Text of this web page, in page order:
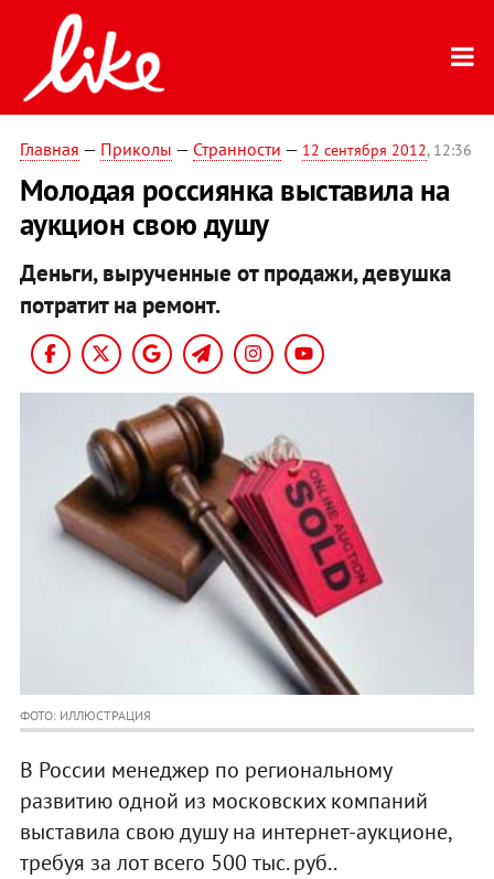
Главная — Приколы — Странности — 12 сентября 2012, 12:36
Молодая россиянка выставила на
аукцион свою душу
Деньги, вырученные от продажи, девушка
потратит на ремонт.
ФОТО: ИЛЛЮСТРАЦИЯ
В России менеджер по региональному
развитию одной из московских компаний
выставила свою душу на интернет-аукционе,
требуя за лот всего 500 тыс. руб..